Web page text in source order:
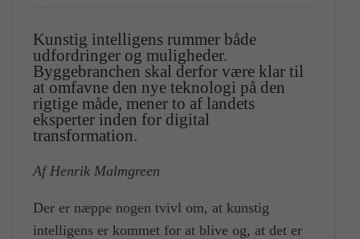
Kunstig intelligens rummer både
udfordringer og muligheder.
Byggebranchen skal derfor være klar til
at omfavne den nye teknologi på den
rigtige måde, mener to af landets
eksperter inden for digital
transformation.
Af Henrik Malmgreen
Der er næppe nogen tvivl om, at kunstig
intelligens er kommet for at blive og, at det er